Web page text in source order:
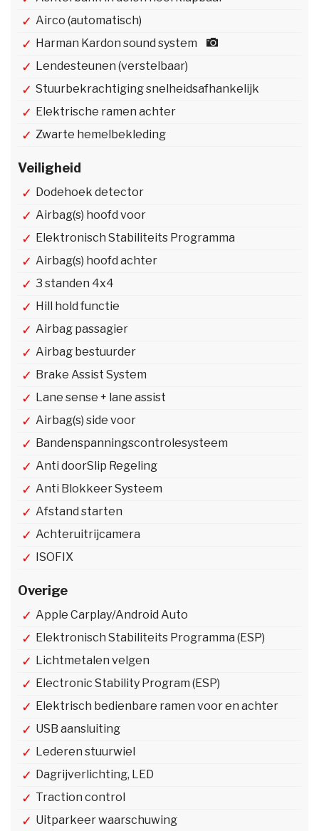
Airco (automatisch)
Harman Kardon sound system
Lendesteunen (verstelbaar)
Stuurbekrachtiging snelheidsafhankelijk
Elektrische ramen achter
Zwarte hemelbekleding
Veiligheid
Dodehoek detector
Airbag(s) hoofd voor
Elektronisch Stabiliteits Programma
Airbag(s) hoofd achter
3 standen 4x4
Hill hold functie
Airbag passagier
Airbag bestuurder
Brake Assist System
Lane sense + lane assist
Airbag(s) side voor
Bandenspanningscontrolesysteem
Anti doorSlip Regeling
Anti Blokkeer Systeem
Afstand starten
Achteruitrijcamera
ISOFIX
Overige
Apple Carplay/Android Auto
Elektronisch Stabiliteits Programma (ESP)
Lichtmetalen velgen
Electronic Stability Program (ESP)
Elektrisch bedienbare ramen voor en achter
USB aansluiting
Lederen stuurwiel
Dagrijverlichting, LED
Traction control
Uitparkeer waarschuwing